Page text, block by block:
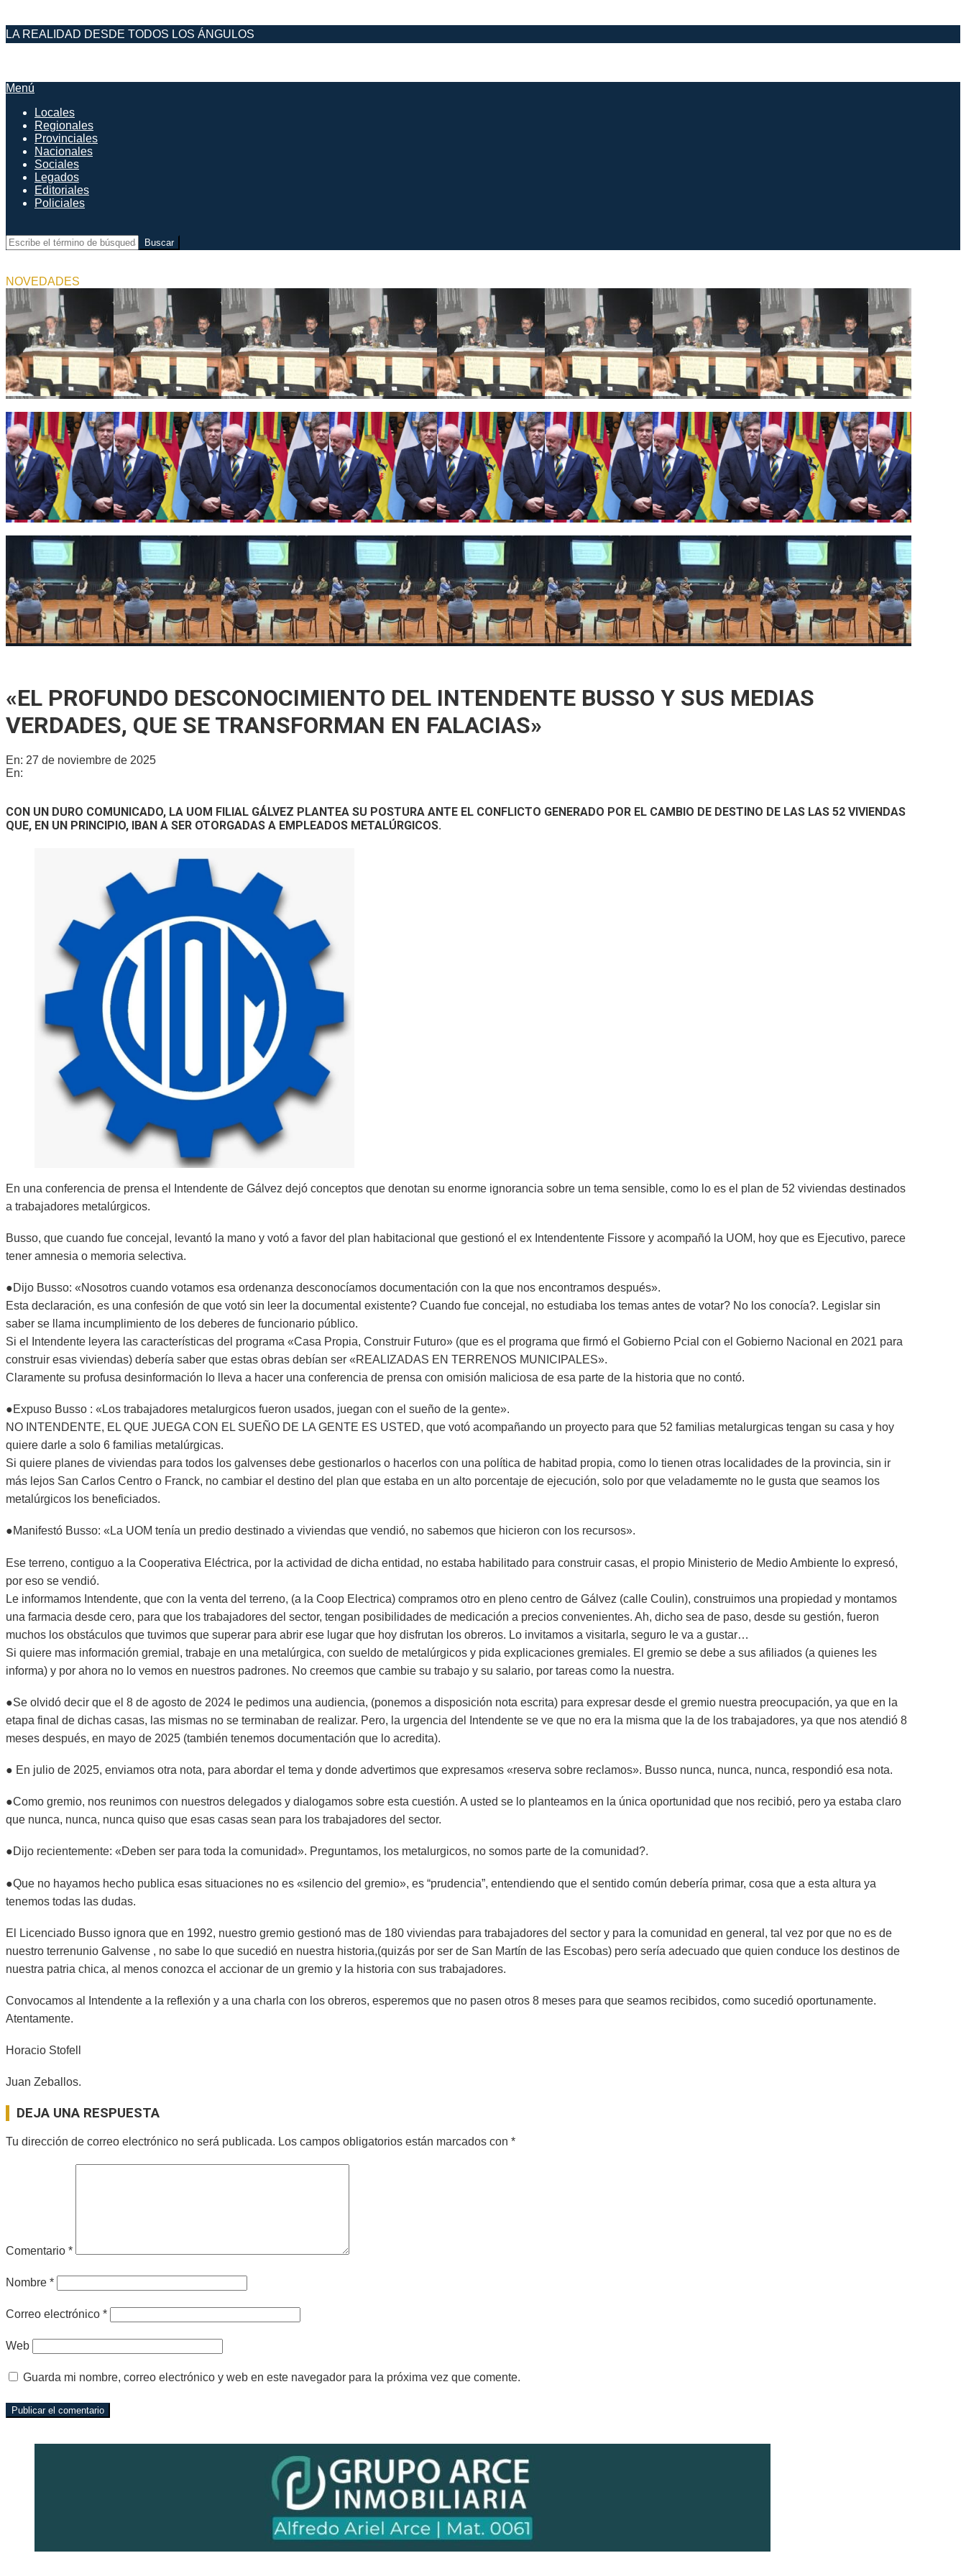
Saltar
al
LA REALIDAD DESDE TODOS LOS ÁNGULOS
Menú
navegación
principal
Menú
Locales
Regionales
Provinciales
Nacionales
Sociales
Legados
Editoriales
Policiales
Buscar
NOVEDADES
«EL PROFUNDO DESCONOCIMIENTO DEL INTENDENTE BUSSO Y SUS MEDIAS
VERDADES, QUE SE TRANSFORMAN EN FALACIAS»
En: 27 de noviembre de 2025
En:
CON UN DURO COMUNICADO, LA UOM FILIAL GÁLVEZ PLANTEA SU POSTURA ANTE EL CONFLICTO GENERADO POR EL CAMBIO DE DESTINO DE LAS LAS 52 VIVIENDAS
QUE, EN UN PRINCIPIO, IBAN A SER OTORGADAS A EMPLEADOS METALÚRGICOS.
En una conferencia de prensa el Intendente de Gálvez dejó conceptos que denotan su enorme ignorancia sobre un tema sensible, como lo es el plan de 52 viviendas destinados
a trabajadores metalúrgicos.
Busso, que cuando fue concejal, levantó la mano y votó a favor del plan habitacional que gestionó el ex Intendentente Fissore y acompañó la UOM, hoy que es Ejecutivo, parece
tener amnesia o memoria selectiva.
●Dijo Busso: «Nosotros cuando votamos esa ordenanza desconocíamos documentación con la que nos encontramos después».
Esta declaración, es una confesión de que votó sin leer la documental existente? Cuando fue concejal, no estudiaba los temas antes de votar? No los conocía?. Legislar sin
saber se llama incumplimiento de los deberes de funcionario público.
Si el Intendente leyera las características del programa «Casa Propia, Construir Futuro» (que es el programa que firmó el Gobierno Pcial con el Gobierno Nacional en 2021 para
construir esas viviendas) debería saber que estas obras debían ser «REALIZADAS EN TERRENOS MUNICIPALES».
Claramente su profusa desinformación lo lleva a hacer una conferencia de prensa con omisión maliciosa de esa parte de la historia que no contó.
●Expuso Busso : «Los trabajadores metalurgicos fueron usados, juegan con el sueño de la gente».
NO INTENDENTE, EL QUE JUEGA CON EL SUEÑO DE LA GENTE ES USTED, que votó acompañando un proyecto para que 52 familias metalurgicas tengan su casa y hoy
quiere darle a solo 6 familias metalúrgicas.
Si quiere planes de viviendas para todos los galvenses debe gestionarlos o hacerlos con una política de habitad propia, como lo tienen otras localidades de la provincia, sin ir
más lejos San Carlos Centro o Franck, no cambiar el destino del plan que estaba en un alto porcentaje de ejecución, solo por que veladamemte no le gusta que seamos los
metalúrgicos los beneficiados.
●Manifestó Busso: «La UOM tenía un predio destinado a viviendas que vendió, no sabemos que hicieron con los recursos».
Ese terreno, contiguo a la Cooperativa Eléctrica, por la actividad de dicha entidad, no estaba habilitado para construir casas, el propio Ministerio de Medio Ambiente lo expresó,
por eso se vendió.
Le informamos Intendente, que con la venta del terreno, (a la Coop Electrica) compramos otro en pleno centro de Gálvez (calle Coulin), construimos una propiedad y montamos
una farmacia desde cero, para que los trabajadores del sector, tengan posibilidades de medicación a precios convenientes. Ah, dicho sea de paso, desde su gestión, fueron
muchos los obstáculos que tuvimos que superar para abrir ese lugar que hoy disfrutan los obreros. Lo invitamos a visitarla, seguro le va a gustar…
Si quiere mas información gremial, trabaje en una metalúrgica, con sueldo de metalúrgicos y pida explicaciones gremiales. El gremio se debe a sus afiliados (a quienes les
informa) y por ahora no lo vemos en nuestros padrones. No creemos que cambie su trabajo y su salario, por tareas como la nuestra.
●Se olvidó decir que el 8 de agosto de 2024 le pedimos una audiencia, (ponemos a disposición nota escrita) para expresar desde el gremio nuestra preocupación, ya que en la
etapa final de dichas casas, las mismas no se terminaban de realizar. Pero, la urgencia del Intendente se ve que no era la misma que la de los trabajadores, ya que nos atendió 8
meses después, en mayo de 2025 (también tenemos documentación que lo acredita).
● En julio de 2025, enviamos otra nota, para abordar el tema y donde advertimos que expresamos «reserva sobre reclamos». Busso nunca, nunca, nunca, respondió esa nota.
●Como gremio, nos reunimos con nuestros delegados y dialogamos sobre esta cuestión. A usted se lo planteamos en la única oportunidad que nos recibió, pero ya estaba claro
que nunca, nunca, nunca quiso que esas casas sean para los trabajadores del sector.
●Dijo recientemente: «Deben ser para toda la comunidad». Preguntamos, los metalurgicos, no somos parte de la comunidad?.
●Que no hayamos hecho publica esas situaciones no es «silencio del gremio», es “prudencia”, entendiendo que el sentido común debería primar, cosa que a esta altura ya
tenemos todas las dudas.
El Licenciado Busso ignora que en 1992, nuestro gremio gestionó mas de 180 viviendas para trabajadores del sector y para la comunidad en general, tal vez por que no es de
nuestro terrenunio Galvense , no sabe lo que sucedió en nuestra historia,(quizás por ser de San Martín de las Escobas) pero sería adecuado que quien conduce los destinos de
nuestra patria chica, al menos conozca el accionar de un gremio y la historia con sus trabajadores.
Convocamos al Intendente a la reflexión y a una charla con los obreros, esperemos que no pasen otros 8 meses para que seamos recibidos, como sucedió oportunamente.
Atentamente.
Horacio Stofell
Juan Zeballos.
2025-
11-
27
DEJA UNA RESPUESTA
Tu dirección de correo electrónico no será publicada. Los campos obligatorios están marcados con *
Comentario *
Nombre *
Correo electrónico *
Web
Guarda mi nombre, correo electrónico y web en este navegador para la próxima vez que comente.